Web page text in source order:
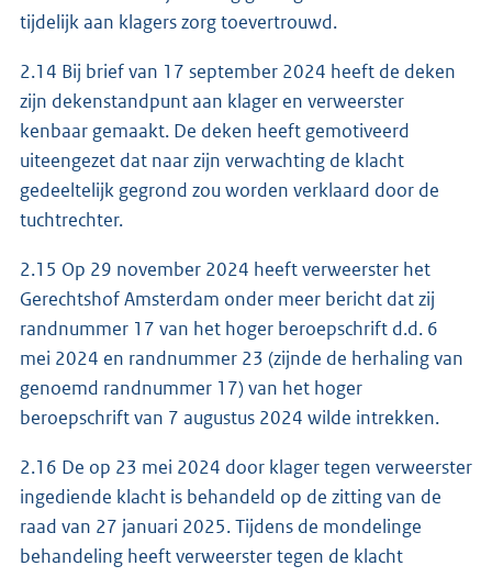
tijdelijk aan klagers zorg toevertrouwd.
2.14 Bij brief van 17 september 2024 heeft de deken
zijn dekenstandpunt aan klager en verweerster
kenbaar gemaakt. De deken heeft gemotiveerd
uiteengezet dat naar zijn verwachting de klacht
gedeeltelijk gegrond zou worden verklaard door de
tuchtrechter.
2.15 Op 29 november 2024 heeft verweerster het
Gerechtshof Amsterdam onder meer bericht dat zij
randnummer 17 van het hoger beroepschrift d.d. 6
mei 2024 en randnummer 23 (zijnde de herhaling van
genoemd randnummer 17) van het hoger
beroepschrift van 7 augustus 2024 wilde intrekken.
2.16 De op 23 mei 2024 door klager tegen verweerster
ingediende klacht is behandeld op de zitting van de
raad van 27 januari 2025. Tijdens de mondelinge
behandeling heeft verweerster tegen de klacht